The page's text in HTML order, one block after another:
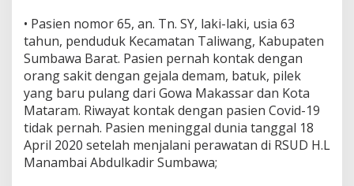
g
M
e
n
i
n
g
g
a
l
• Pasien nomor 65, an. Tn. SY, laki-laki, usia 63
tahun, penduduk Kecamatan Taliwang, Kabupaten
Sumbawa Barat. Pasien pernah kontak dengan
orang sakit dengan gejala demam, batuk, pilek
yang baru pulang dari Gowa Makassar dan Kota
Mataram. Riwayat kontak dengan pasien Covid-19
tidak pernah. Pasien meninggal dunia tanggal 18
April 2020 setelah menjalani perawatan di RSUD H.L
Manambai Abdulkadir Sumbawa;